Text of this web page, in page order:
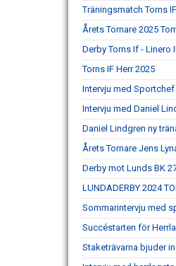
Träningsmatch Torns
Årets Tornare 2025
Derby Torns If - Linero
Torns IF Herr 2025
Intervju med
Intervju med Daniel
Daniel Lindgren ny
Årets Tornare Jens
Derby mot Lunds BK
LUNDADERBY 2024
Sommarintervju med
Succéstarten för
Staketrävarna bjuder